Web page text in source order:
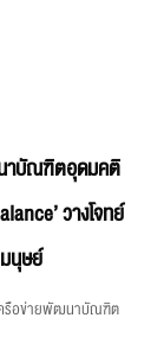
นาบัณฑิตอุดมคติ
วางโจทย์
นุษย์
ครือข่ายพัฒนาบัณฑิต